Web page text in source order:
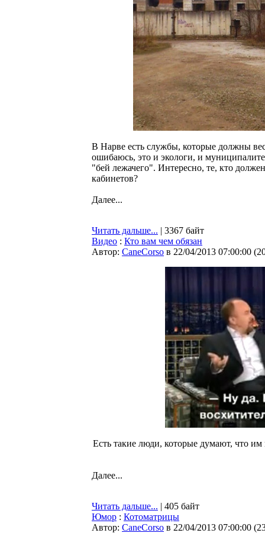
В Нарве есть службы, которые должны
ошибаюсь, это и экологи, и
"бей лежачего". Интересно, те, кто
кабинетов?
Далее...
Читать дальше... | 3367 байт
Видео : Кто вам чем обязан
Автор: CaneCorso в 22/04/2013 07:00:00 (
Есть такие люди, которые думают, что
Далее...
Читать дальше... | 405 байт
Юмор : Котоматрицы
Автор: CaneCorso в 22/04/2013 07:00:00 (